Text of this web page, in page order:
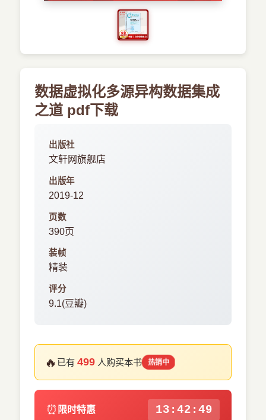
数据虚拟化多源异构数据集成
之道 pdf下载
出版社
文轩网旗舰店
出版年
2019-12
页数
390页
装帧
精装
评分
9.1(豆瓣)
🔥 已有499 人购买本书 热销中
⏰ 限时特惠 13:42:48